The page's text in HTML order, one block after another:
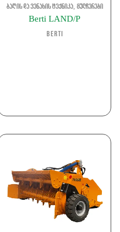
ბაღის და ვენახის ტექნიკა, მულჩერები
Berti LAND/P
Berti